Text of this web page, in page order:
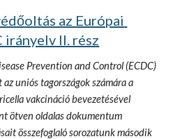
az Európai
irányelv II. rész
Prevention and Control (ECDC)
uniós tagországok számára a
vakcináció bevezetésével
ötven oldalas dokumentum
összefoglaló sorozatunk második